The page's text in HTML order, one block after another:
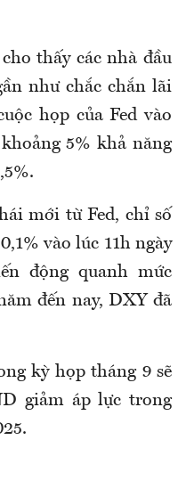
thấy các nhà đầu
như chắc chắn lãi
họp của Fed vào
5% khả năng
mới từ Fed, chỉ số
vào lúc 11h ngày
động quanh mức
đến nay, DXY đã
kỳ họp tháng 9 sẽ
giảm áp lực trong